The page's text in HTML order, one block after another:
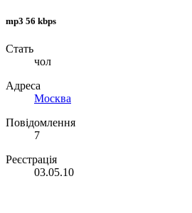
mp3 56 kbps
Стать
чол
Адреса
Москва
Повідомлення
7
Реєстрація
03.05.10